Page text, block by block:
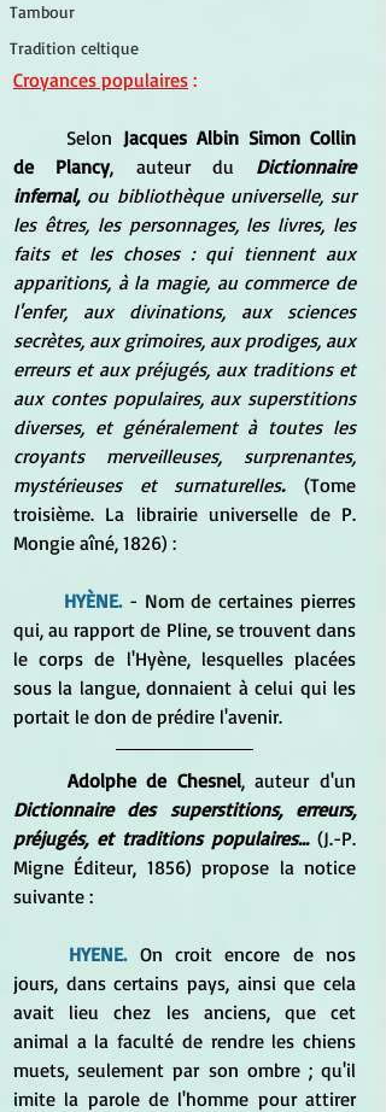
Tambour
Tradition celtique
Croyances populaires :
Selon Jacques Albin Simon Collin
de Plancy, auteur du Dictionnaire
infernal, ou bibliothèque universelle, sur
les êtres, les personnages, les livres, les
faits et les choses : qui tiennent aux
apparitions, à la magie, au commerce de
l'enfer, aux divinations, aux sciences
secrètes, aux grimoires, aux prodiges, aux
erreurs et aux préjugés, aux traditions et
aux contes populaires, aux superstitions
diverses, et généralement à toutes les
croyants merveilleuses, surprenantes,
mystérieuses et surnaturelles.
(Tome
troisième. La librairie universelle de P.
Mongie aîné, 1826) :
HYÈNE. - Nom de certaines pierres
qui, au rapport de Pline, se trouvent dans
le corps de l'Hyène, lesquelles placées
sous la langue, donnaient à celui qui les
portait le don de prédire l'avenir.
Adolphe de Chesnel
Dictionnaire des superstitions, erreurs,
préjugés, et traditions populaires... (J.-P.
Migne Éditeur, 1856) propose la notice
suivante :
HYENE. On croit encore de nos
jours, dans certains pays, ainsi que cela
avait lieu chez les anciens, que cet
animal a la faculté de rendre les chiens
muets, seulement par son ombre ; qu'il
imite la parole de l'homme pour attirer